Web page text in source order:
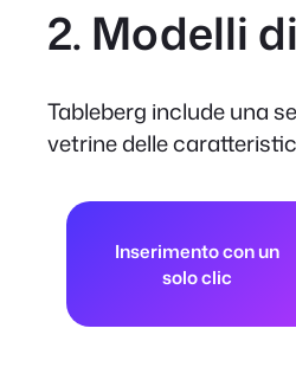
2. Modelli
Tableberg include una
vetrine delle
Inserimento con un
solo clic